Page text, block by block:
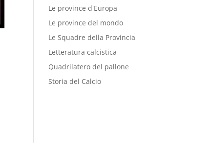
Le province d'Europa
Le province del mondo
Le Squadre della Provincia
Letteratura calcistica
Quadrilatero del pallone
Storia del Calcio